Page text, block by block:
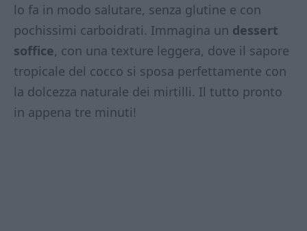
lo fa in modo salutare, senza glutine e con
pochissimi carboidrati. Immagina un dessert
soffice, con una texture leggera, dove il sapore
tropicale del cocco si sposa perfettamente con
la dolcezza naturale dei mirtilli. Il tutto pronto
in appena tre minuti!